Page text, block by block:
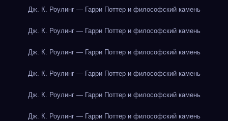
Дж. К. Роулинг — Гарри Поттер и философский камень
Дж. К. Роулинг — Гарри Поттер и философский камень
Дж. К. Роулинг — Гарри Поттер и философский камень
Дж. К. Роулинг — Гарри Поттер и философский камень
Дж. К. Роулинг — Гарри Поттер и философский камень
Дж. К. Роулинг — Гарри Поттер и философский камень